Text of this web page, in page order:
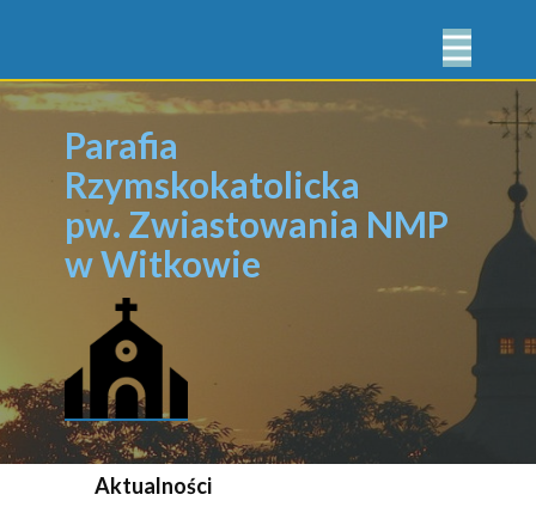
Parafia
Rzymskokatolicka
pw. Zwiastowania NMP
w Witkowie
Aktualności